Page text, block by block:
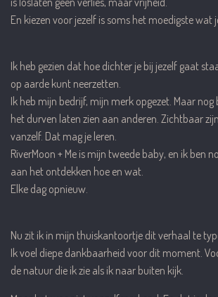
En kiezen voor jezelf is soms het moedigste wat
Ik heb gezien dat hoe dichter je bij jezelf gaat
op aarde kunt neerzetten.
Ik heb mijn bedrijf, mijn merk opgezet. Maar nog
het durven laten zien aan anderen. Zichtbaar
vanzelf. Dat mag je leren.
RiverMoon + Me is mijn tweede baby, en ik ben
aan het ontdekken hoe en wat.
Elke dag opnieuw.
Nu zit ik in mijn thuiskantoortje dit verhaal te
Ik voel diepe dankbaarheid voor dit moment.
de natuur die ik zie als ik naar buiten kijk.